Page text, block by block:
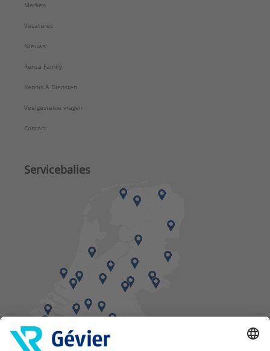
Merken
Vacatures
Nieuws
Rensa Family
Kennis & Diensten
Veelgestelde vragen
Contact
Servicebalies
Vind een balie in de buurt